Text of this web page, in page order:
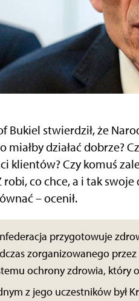
Bukiel stwierdził, że
miałby działać dobrze?
klientów? Czy komuś
robi, co chce, a i tak
– ocenił.
przygotowuje
zorganizowanego
ochrony zdrowia, który
z jego uczestników był